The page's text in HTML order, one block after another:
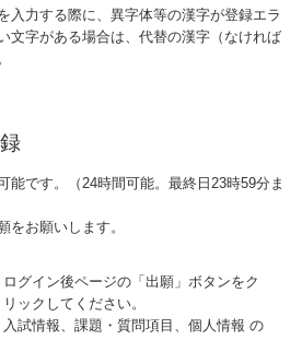
入力する際に、異字体等の漢字が登録エラ
文字がある場合は、代替の漢字（なければ
能です。（24時間可能。最終日23時59分ま
をお願いします。
ログイン後ページの「出願」ボタンをク
リックしてください。
入試情報、課題・質問項目、個人情報 の